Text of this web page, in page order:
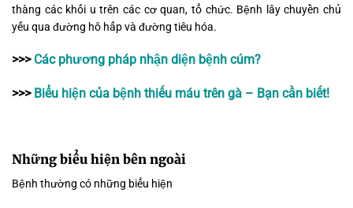
thàng các khối u trên các cơ quan, tổ chức. Bệnh lây chuyền chủ
yếu qua đường hô hấp và đường tiêu hóa.
>>> Các phương pháp nhận diện bệnh cúm?
>>>Biểu hiện của bệnh thiếu máu trên gà – Bạn cần biết!
Những biểu hiện bên ngoài
Bệnh thường có những biểu hiện